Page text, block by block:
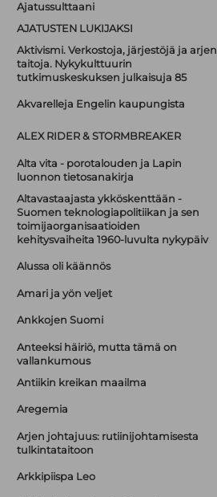
Ajatussulttaani
AJATUSTEN LUKIJAKSI
Aktivismi. Verkostoja, järjestöjä ja arjen
taitoja. Nykykulttuurin
tutkimuskeskuksen julkaisuja 85
Akvarelleja Engelin kaupungista
ALEX RIDER & STORMBREAKER
Alta vita - porotalouden ja Lapin
luonnon tietosanakirja
Altavastaajasta ykköskenttään -
Suomen teknologiapolitiikan ja sen
toimijaorganisaatioiden
kehitysvaiheita 1960-luvulta nykypäiv
Alussa oli käännös
Amari ja yön veljet
Ankkojen Suomi
Anteeksi häiriö, mutta tämä on
vallankumous
Antiikin kreikan maailma
Aregemia
Arjen johtajuus: rutiinijohtamisesta
tulkintataitoon
Arkkipiispa Leo